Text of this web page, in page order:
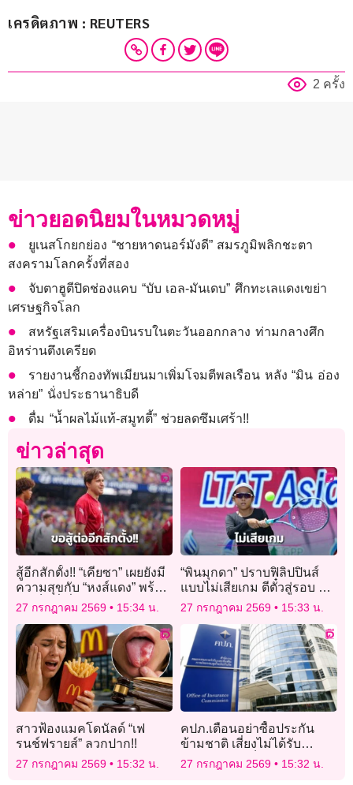
เครดิตภาพ : REUTERS
2 ครั้ง
ข่าวยอดนิยมในหมวดหมู่
ยูเนสโกยกย่อง “ชายหาดนอร์มังดี” สมรภูมิพลิกชะตา
สงครามโลกครั้งที่สอง
จับตาฮูตีปิดช่องแคบ “บับ เอล-มันเดบ” ศึกทะเลแดงเขย่า
เศรษฐกิจโลก
สหรัฐเสริมเครื่องบินรบในตะวันออกกลาง ท่ามกลางศึก
อิหร่านตึงเครียด
รายงานชี้กองทัพเมียนมาเพิ่มโจมตีพลเรือน หลัง “มิน อ่อง
หล่าย” นั่งประธานาธิบดี
ดื่ม “น้ำผลไม้แท้-สมูทตี้” ช่วยลดซึมเศร้า!!
ข่าวล่าสุด
สู้อีกสักตั้ง!! “เคียซา” เผยยังมี
ความสุขกับ “หงส์แดง” พร้อม
ทำเต็มที่เพื่อโอกาสลงสนาม
ช่วยทีม
27 กรกฎาคม 2569 15:34 น.
“พินมุกดา” ปราบฟิลิปปินส์
แบบไม่เสียเกม ตีตั๋วสู่รอบ 16
คน ศึกแอลทีเอที เอทีเอฟ เอ
27 กรกฎาคม 2569 15:33 น.
สาวฟ้องแมคโดนัลด์ “เฟ
รนช์ฟรายส์” ลวกปาก!!
27 กรกฎาคม 2569 15:32 น.
คปภ.เตือนอย่าซื้อประกัน
ข้ามชาติ เสี่ยงไม่ได้รับ
คุ้มครอง ไล่เช็กบิลคนเสนอ
27 กรกฎาคม 2569 15:32 น.